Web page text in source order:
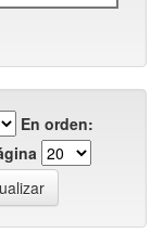
En orden: